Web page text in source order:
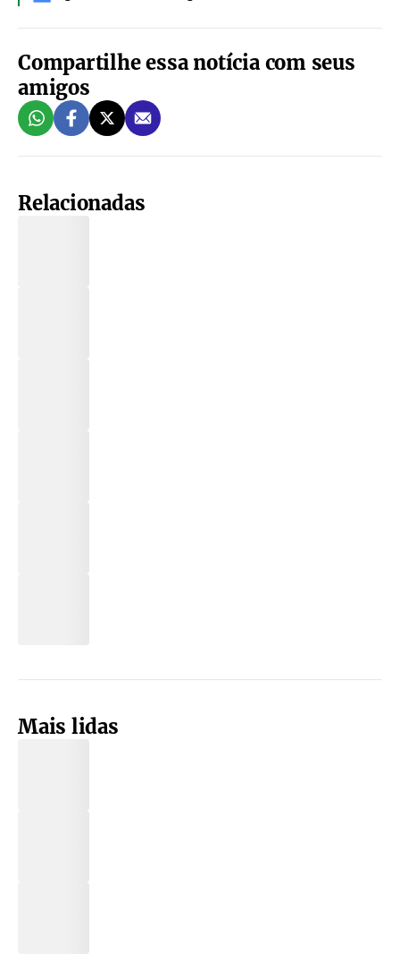
Compartilhe essa notícia com seus
amigos
Relacionadas
Mais lidas